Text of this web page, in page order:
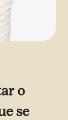
o
se